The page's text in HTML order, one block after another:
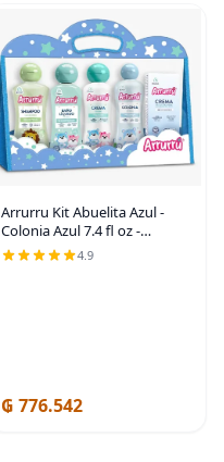
Arrurru Kit Abuelita Azul -
Colonia Azul 7.4 fl oz -
Champú Cabello Claro 7.4 fl
oz - Baño Líquido 7.4 fl oz -
4.9
₲ 776.542